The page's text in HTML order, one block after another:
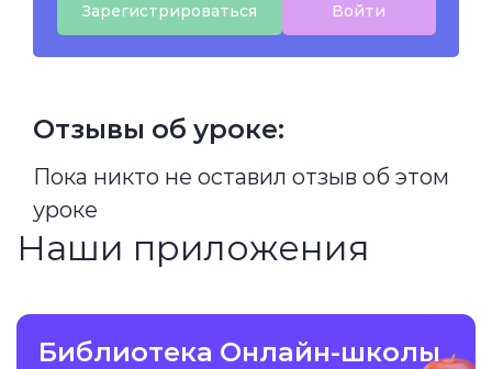
Зарегистрироваться Войти
Отзывы об уроке:
Пока никто не оставил отзыв об этом
уроке
Наши приложения
Библиотека Онлайн-школы